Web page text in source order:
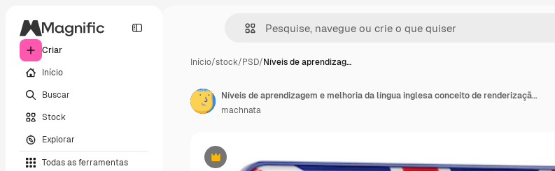
Criar
Início
Buscar
Stock
Explorar
Todas as ferramentas
Início/stock/PSD/Níveis de aprendizag…
Premium
Níveis de aprendizagem e melhoria da língua inglesa conceito de renderização 3D isolado em fundo transparente
machnata